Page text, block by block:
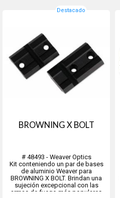
Destacado
BROWNING X BOLT
# 48493 - Weaver Optics
Kit conteniendo un par de bases
de aluminio Weaver para
BROWNING X BOLT. Brindan una
sujeción excepcional con las
armas de fuego más populares